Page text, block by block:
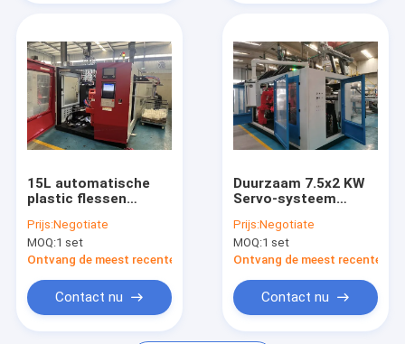
15L automatische
plastic flessen
MP80D
Prijs:Negotiate
MOQ:1 set
Ontvang de meest recente Prijs
Contact nu
Duurzaam 7.5x2 KW
Servo-systeem
Machine Met Triple
Color Extruder Motor
Prijs:Negotiate
MOQ:1 set
Ontvang de meest recente
Contact nu